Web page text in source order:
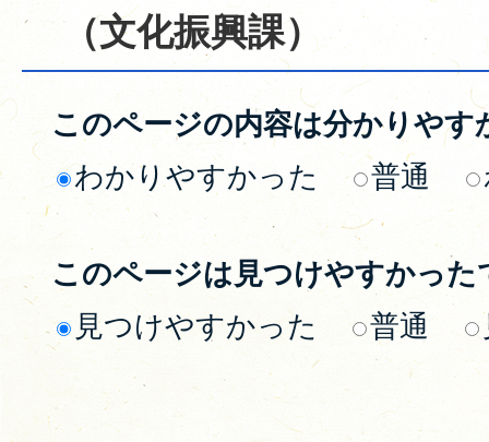
（文化振興課）
このページの内容は分かりやす
わかりやすかった
普通
このページは見つけやすかった
見つけやすかった
普通